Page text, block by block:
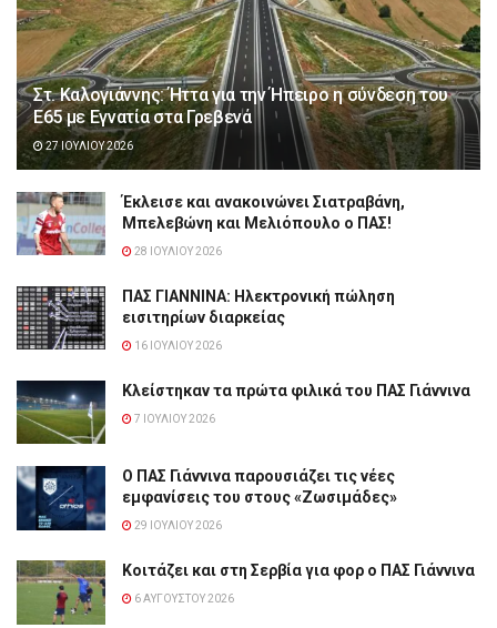
Στ. Καλογιάννης: Ήττα για την Ήπειρο η σύνδεση του
Ε65 με Εγνατία στα Γρεβενά
27 ΙΟΥΛΊΟΥ 2026
Έκλεισε και ανακοινώνει Σιατραβάνη,
Μπελεβώνη και Μελιόπουλο ο ΠΑΣ!
28 ΙΟΥΛΊΟΥ 2026
ΠΑΣ ΓΙΑΝΝΙΝΑ: Hλεκτρονική πώληση
εισιτηρίων διαρκείας
16 ΙΟΥΛΊΟΥ 2026
Κλείστηκαν τα πρώτα φιλικά του ΠΑΣ Γιάννινα
7 ΙΟΥΛΊΟΥ 2026
Ο ΠΑΣ Γιάννινα παρουσιάζει τις νέες
εμφανίσεις του στους «Ζωσιμάδες»
29 ΙΟΥΛΊΟΥ 2026
Κοιτάζει και στη Σερβία για φορ ο ΠΑΣ Γιάννινα
6 ΑΥΓΟΎΣΤΟΥ 2026